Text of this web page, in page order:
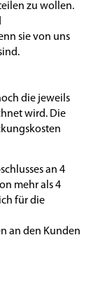
zu wollen.
sie von uns
die jeweils
wird. Die
an 4
mehr als 4
für die
an den Kunden